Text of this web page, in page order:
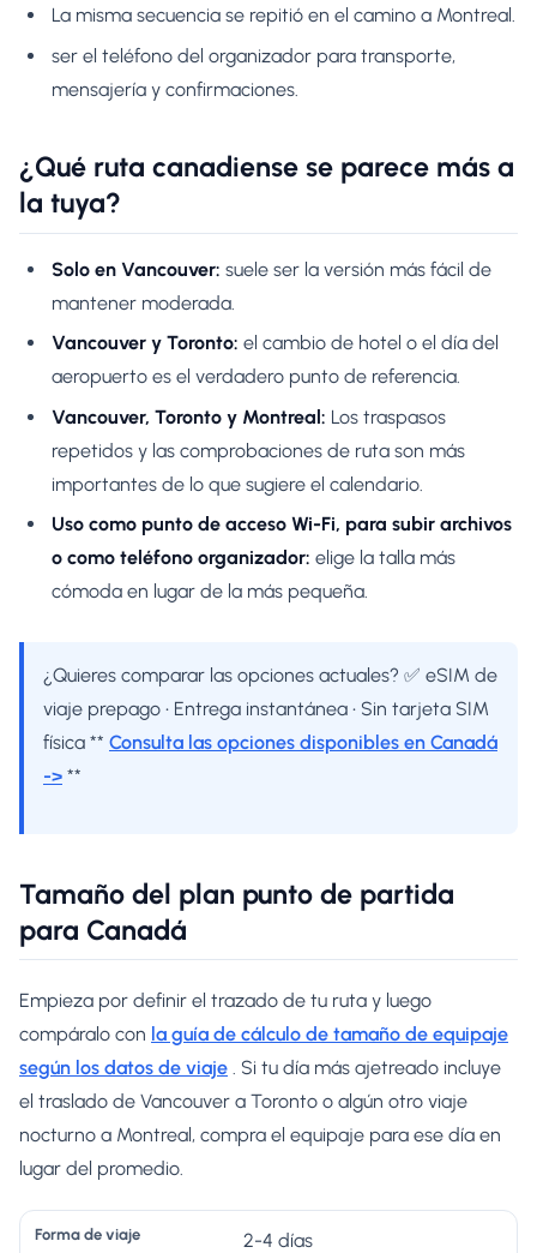
La misma secuencia se repitió en el camino a Montreal.
ser el teléfono del organizador para transporte,
mensajería y confirmaciones.
¿Qué ruta canadiense se parece más a
la tuya?
Solo en Vancouver: suele ser la versión más fácil de
mantener moderada.
Vancouver y Toronto: el cambio de hotel o el día del
aeropuerto es el verdadero punto de referencia.
Vancouver, Toronto y Montreal: Los traspasos
repetidos y las comprobaciones de ruta son más
importantes de lo que sugiere el calendario.
Uso como punto de acceso Wi-Fi, para subir archivos
o como teléfono organizador: elige la talla más
cómoda en lugar de la más pequeña.
¿Quieres comparar las opciones actuales? ✅ eSIM de
viaje prepago • Entrega instantánea • Sin tarjeta SIM
física ** Consulta las opciones disponibles en Canadá
-> **
Tamaño del plan punto de partida
para Canadá
Empieza por definir el trazado de tu ruta y luego
compáralo con la guía de cálculo de tamaño de equipaje
según los datos de viaje . Si tu día más ajetreado incluye
el traslado de Vancouver a Toronto o algún otro viaje
nocturno a Montreal, compra el equipaje para ese día en
lugar del promedio.
2-4 días